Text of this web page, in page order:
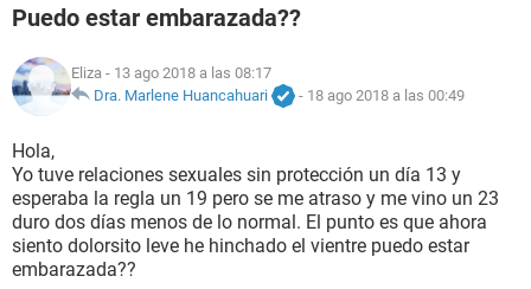
NUTRICIÓN
BIENESTAR
SEXUALIDAD
GLOSARIO
Puedo estar embarazada??
Eliza - 13 ago 2018 a las 08:17
Dra. Marlene Huancahuari
- 18 ago 2018 a las 00:49
Hola,
Yo tuve relaciones sexuales sin protección un día 13 y
esperaba la regla un 19 pero se me atraso y me vino un 23
duro dos días menos de lo normal. El punto es que ahora
siento dolorsito leve he hinchado el vientre puedo estar
embarazada??